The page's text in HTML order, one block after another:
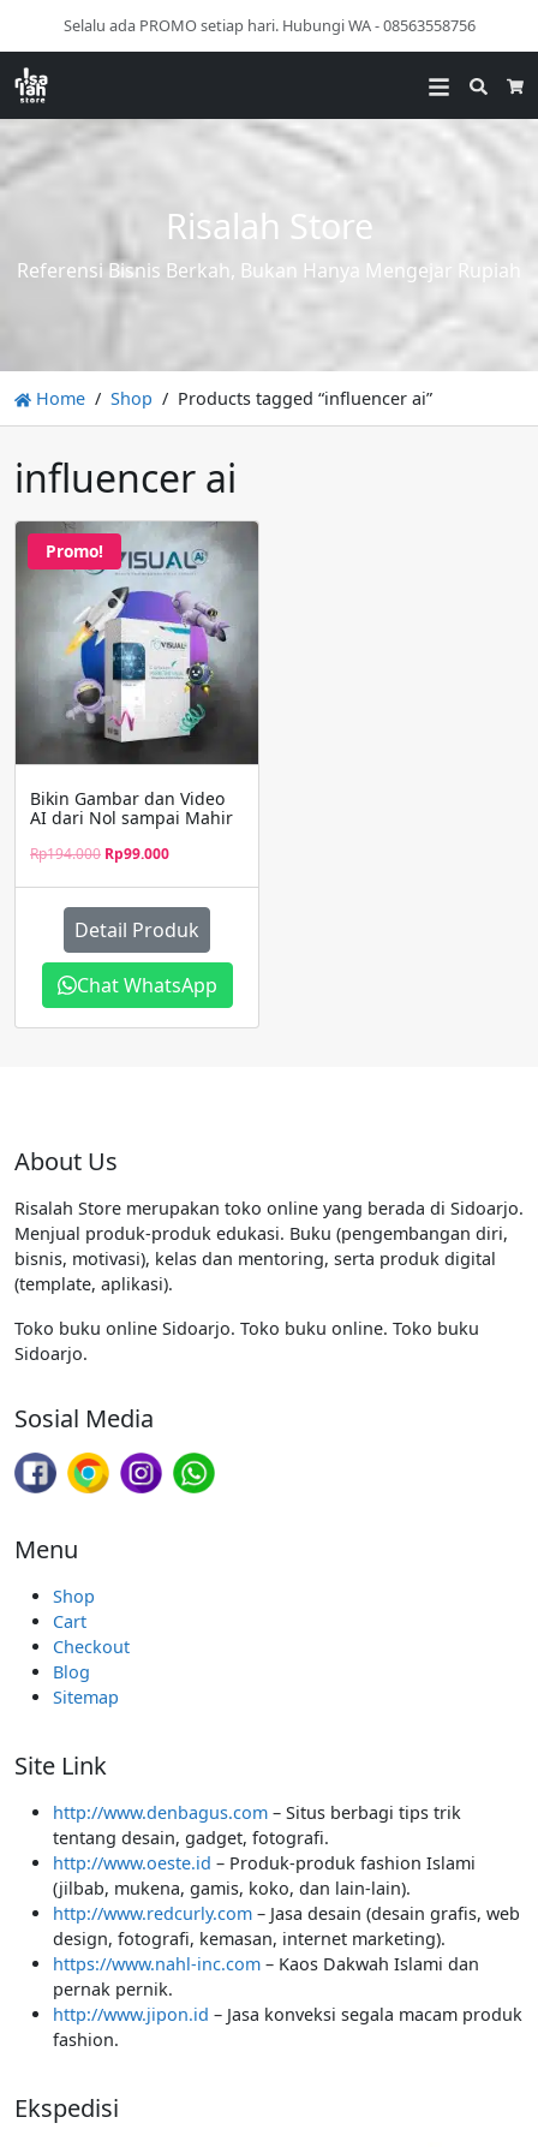
Selalu ada PROMO setiap hari. Hubungi WA - 08563558756
Risalah Store
Referensi Bisnis Berkah, Bukan Hanya Mengejar Rupiah
Home Shop Products tagged “influencer ai”
influencer ai
Promo!
Bikin Gambar dan Video
AI dari Nol sampai Mahir
Rp194.000 Original
Rp99.000Current
Rp99.000.
Detail Produk
Chat WhatsApp
About Us
Risalah Store merupakan toko online yang berada di Sidoarjo.
Menjual produk-produk edukasi. Buku (pengembangan diri,
bisnis, motivasi), kelas dan mentoring, serta produk digital
(template, aplikasi).
Toko buku online Sidoarjo. Toko buku online. Toko buku
Sidoarjo.
Sosial Media
Menu
Shop
Cart
Checkout
Blog
Sitemap
Site Link
http://www.denbagus.com – Situs berbagi tips trik
tentang desain, gadget, fotografi.
http://www.oeste.id – Produk-produk fashion Islami
(jilbab, mukena, gamis, koko, dan lain-lain).
http://www.redcurly.com – Jasa desain (desain grafis, web
design, fotografi, kemasan, internet marketing).
https://www.nahl-inc.com – Kaos Dakwah Islami dan
pernak pernik.
http://www.jipon.id – Jasa konveksi segala macam produk
fashion.
Ekspedisi